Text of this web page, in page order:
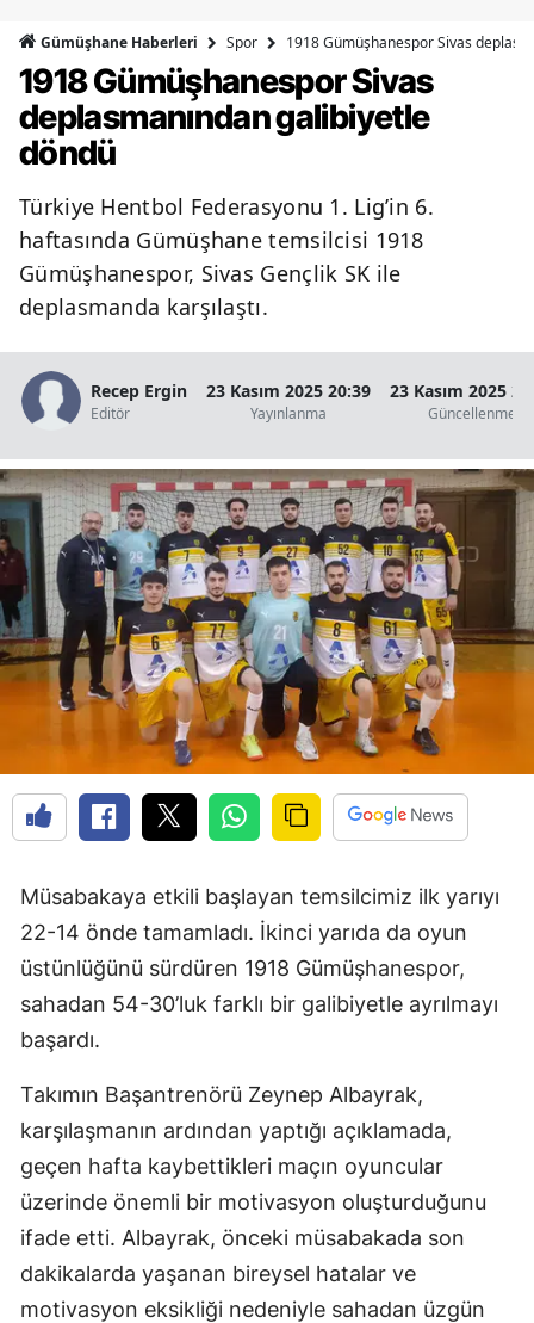
Bingöl
Bitlis
Burdur
Bursa
Çorum
Denizli
Diyarbakır
Edirne
Elazığ
Erzincan
Erzurum
Eskişehir
Gaziantep
Gümüşhane
Hakkari
Hatay
Mersin
İstanbul
İzmir
Kars
Kastamonu
Gümüşhane Haberleri Spor 1918 Gümüşhanespor Sivas
1918 Gümüşhanespor Sivas
deplasmanından galibiyetle
döndü
Türkiye Hentbol Federasyonu 1. Lig’in 6.
haftasında Gümüşhane temsilcisi 1918
Gümüşhanespor, Sivas Gençlik SK ile
deplasmanda karşılaştı.
Recep Ergin
Editör
23 Kasım 2025 20:39
Yayınlanma
23 Kasım 2025
Güncellenme
Müsabakaya etkili başlayan temsilcimiz ilk yarıyı
22-14 önde tamamladı. İkinci yarıda da oyun
üstünlüğünü sürdüren 1918 Gümüşhanespor,
sahadan 54-30’luk farklı bir galibiyetle ayrılmayı
başardı.
Takımın Başantrenörü Zeynep Albayrak,
karşılaşmanın ardından yaptığı açıklamada,
geçen hafta kaybettikleri maçın oyuncular
üzerinde önemli bir motivasyon oluşturduğunu
ifade etti. Albayrak, önceki müsabakada son
dakikalarda yaşanan bireysel hatalar ve
motivasyon eksikliği nedeniyle sahadan üzgün